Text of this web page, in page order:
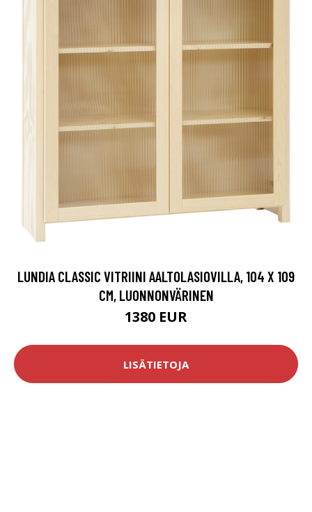
LUNDIA CLASSIC VITRIINI AALTOLASIOVILLA, 104 X 109
CM, LUONNONVÄRINEN
1380 EUR
LISÄTIETOJA